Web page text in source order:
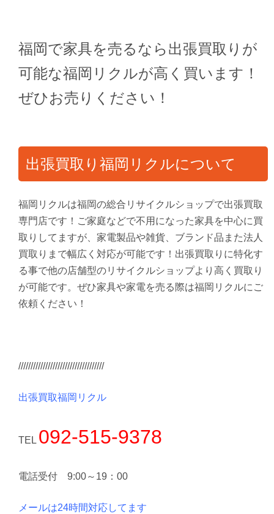
福岡で家具を売るなら出張買取りが
可能な福岡リクルが高く買います！
ぜひお売りください！
出張買取り福岡リクルについて
福岡リクルは福岡の総合リサイクルショップで出張買取
専門店です！ご家庭などで不用になった家具を中心に買
取りしてますが、家電製品や雑貨、ブランド品また法人
買取りまで幅広く対応が可能です！出張買取りに特化す
る事で他の店舗型のリサイクルショップより高く買取り
が可能です。ぜひ家具や家電を売る際は福岡リクルにご
依頼ください！
///////////////////////////////////
出張買取福岡リクル
TEL 092-515-9378
電話受付 9:00～19：00
メールは24時間対応してます